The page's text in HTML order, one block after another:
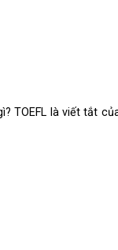
TOEFL là viết tắt